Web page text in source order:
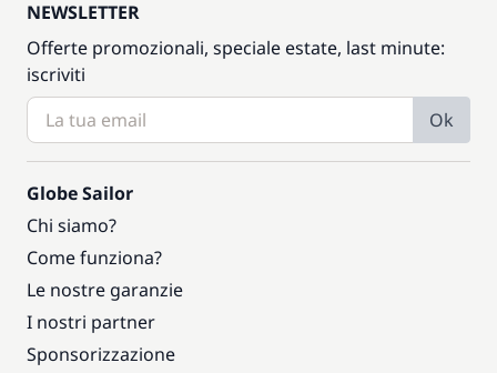
NEWSLETTER
Offerte promozionali, speciale estate, last minute:
iscriviti
Ok
Globe Sailor
Chi siamo?
Come funziona?
Le nostre garanzie
I nostri partner
Sponsorizzazione